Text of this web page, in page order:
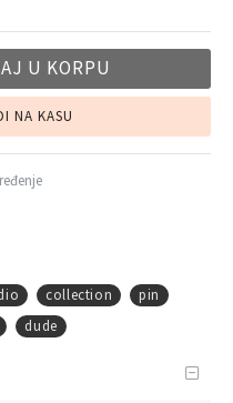
U KORPU
NA KASU
collection
pin
dude